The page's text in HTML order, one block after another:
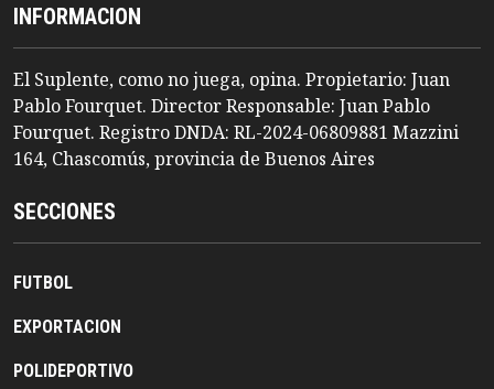
INFORMACION
El Suplente, como no juega, opina. Propietario: Juan
Pablo Fourquet. Director Responsable: Juan Pablo
Fourquet. Registro DNDA: RL-2024-06809881 Mazzini
164, Chascomús, provincia de Buenos Aires
SECCIONES
FUTBOL
EXPORTACION
POLIDEPORTIVO